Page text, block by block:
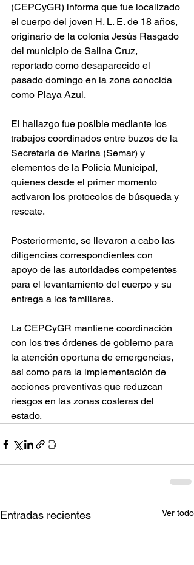
(CEPCyGR) informa que fue localizado
el cuerpo del joven H. L. E. de 18 años,
originario de la colonia Jesús Rasgado
del municipio de Salina Cruz,
reportado como desaparecido el
pasado domingo en la zona conocida
como Playa Azul.
El hallazgo fue posible mediante los
trabajos coordinados entre buzos de la
Secretaría de Marina (Semar) y
elementos de la Policía Municipal,
quienes desde el primer momento
activaron los protocolos de búsqueda y
rescate.
Posteriormente, se llevaron a cabo las
diligencias correspondientes con
apoyo de las autoridades competentes
para el levantamiento del cuerpo y su
entrega a los familiares.
La CEPCyGR mantiene coordinación
con los tres órdenes de gobierno para
la atención oportuna de emergencias,
así como para la implementación de
acciones preventivas que reduzcan
riesgos en las zonas costeras del
estado.
Entradas recientes Ver todo